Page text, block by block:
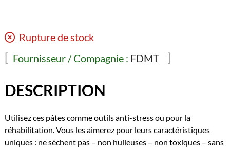
Rupture de stock
Fournisseur / Compagnie : FDMT
DESCRIPTION
Utilisez ces pâtes comme outils anti-stress ou pour la
réhabilitation. Vous les aimerez pour leurs caractéristiques
uniques : ne sèchent pas – non huileuses – non toxiques – sans